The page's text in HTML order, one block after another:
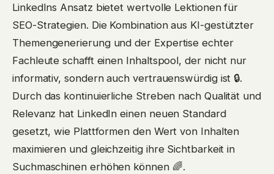
LinkedIns Ansatz bietet wertvolle Lektionen für
SEO-Strategien. Die Kombination aus KI-gestützter
Themengenerierung und der Expertise echter
Fachleute schafft einen Inhaltspool, der nicht nur
informativ, sondern auch vertrauenswürdig ist 🔒.
Durch das kontinuierliche Streben nach Qualität und
Relevanz hat LinkedIn einen neuen Standard
gesetzt, wie Plattformen den Wert von Inhalten
maximieren und gleichzeitig ihre Sichtbarkeit in
Suchmaschinen erhöhen können 🌈.